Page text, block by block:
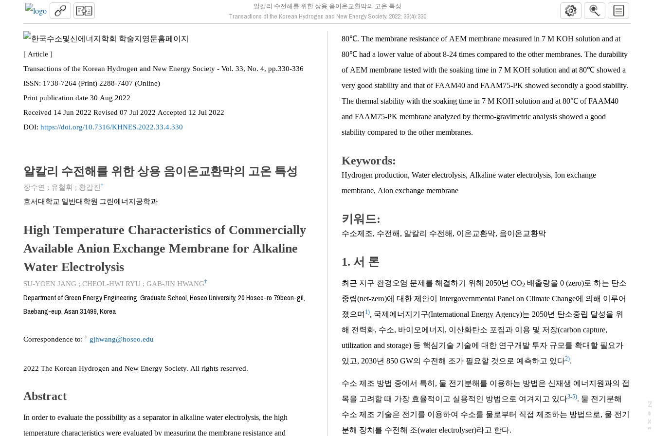
알칼리 수전해를 위한 상용 음이온교환막의 고온 특성
Transactions of the Korean Hydrogen and New Energy Society. 2022; 33(4):330
N
e
x
t
a
g
[ Article ]
Transactions of the Korean Hydrogen and New Energy Society - Vol. 33, No. 4, pp.330-336
ISSN:
1738-7264 (Print) 2288-7407 (Online)
Print publication date 30 Aug 2022
Received 14 Jun 2022 Revised 07 Jul 2022 Accepted 12 Jul 2022
DOI: https://doi.org/10.7316/KHNES.2022.33.4.330
알칼리 수전해를 위한 상용 음이온교환막의 고온 특성
장수연 ; 유철휘 ; 황갑진 †
호서대학교 일반대학원 그린에너지공학과
High Temperature Characteristics of Commercially
Available Anion Exchange Membrane for Alkaline
Water Electrolysis
SU-YOEN JANG ; CHEOL-HWI RYU ; GAB-JIN HWANG†
Department of Green Energy Engineering, Graduate School, Hoseo University, 20 Hoseo-ro 79beon-gil,
Baebang-eup, Asan 31499, Korea
Correspondence to: † gjhwang@hoseo.edu
2022 The Korean Hydrogen and New Energy Society. All rights reserved.
Abstract
In order to evaluate the possibility as a separator in alkaline water electrolysis, the high
temperature characteristics were evaluated by measuring the membrane resistance and
80℃. The membrane resistance of AEM membrane measured in 7 M KOH solution and at
80℃ had a lower value of about 8-24 times compared to the other membranes. The durability
of AEM membrane tested with the soaking time in 7 M KOH solution and at 80℃ showed a
very good stability and that of FAAM40 and FAAM75-PK showed secondly a good stability.
The thermal stability with the soaking time in 7 M KOH solution and at 80℃ of FAAM40
and FAAM75-PK membrane analyzed by thermo-gravimetric analysis showed a good
stability compared to the other membranes.
Keywords:
Hydrogen production, Water electrolysis, Alkaline water electrolysis, Ion exchange
membrane, Aion exchange membrane
키워드:
수소제조, 수전해 , 알칼리 수전해 , 이온교환막, 음이온교환막
1. 서 론
최근 지구 환경오염 문제를 해결하기 위해 2050년 CO2 배출량을 0 (zero)로 하는 탄소
중립(net-zero)에 대한 제안이 Intergovernmental Panel on Climate Change에 의해 이루어
졌으며 1), 국제에너지기구(International Energy Agency)는 2050년 탄소중립 달성을 위
해 전력화, 수소, 바이오에너지, 이산화탄소 포집과 이용 및 저장(carbon capture,
utilization and storage) 등 핵심기술 기술에 대한 연구개발 투자 규모를 확대할 필요가
있고, 2030년 850 GW의 수전해 조가 필요할 것으로 예측하고 있다2).
수소 제조 방법 중에서 특히, 물 전기분해를 이용하는 방법은 신재생 에너지원과의 접
목을 고려할 때 가장 효율적이고 실용적인 방법으로 여겨지고 있다3-5). 물 전기분해
수소 제조 기술은 전기를 이용하여 수소를 물로부터 직접 제조하는 방법으로, 물 전기
분해 장치를 수전해 조(water electrolyser)라고 한다.